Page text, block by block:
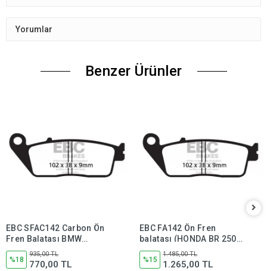
Yorumlar
Benzer Ürünler
EBC SFAC142 Carbon Ön
Fren Balatası BMW
C600/C650GT, Kawasaki
J300, Kymco Xciting 250
%18
935,00 TL
770,00 TL
EBC FA142 Ön Fren
balatası (HONDA BR 250,
SUZUKİ GW250 Inazuma)
%15
1.485,00 TL
1.265,00 TL